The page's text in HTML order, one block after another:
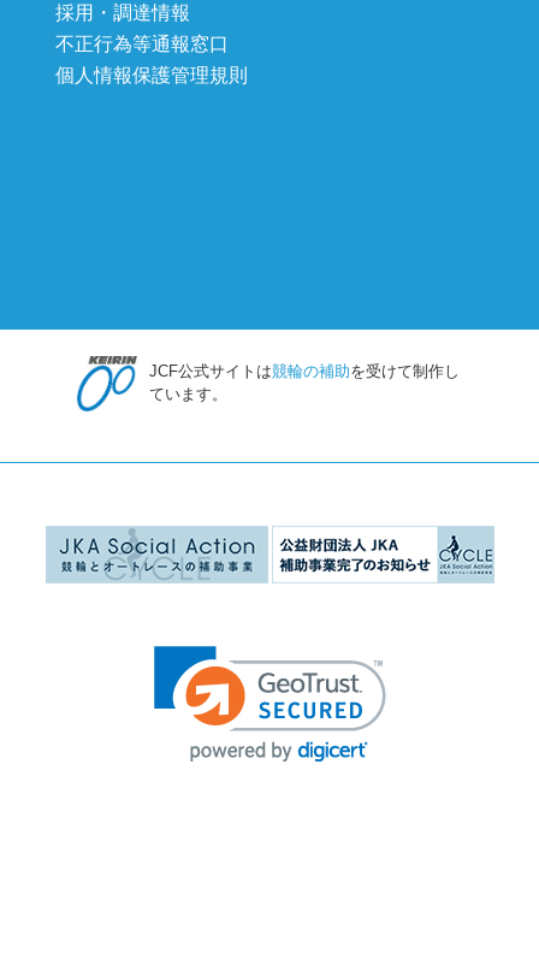
採用・調達情報
不正行為等通報窓口
個人情報保護管理規則
JCF公式サイトは競輪の補助を受けて制作し
ています。